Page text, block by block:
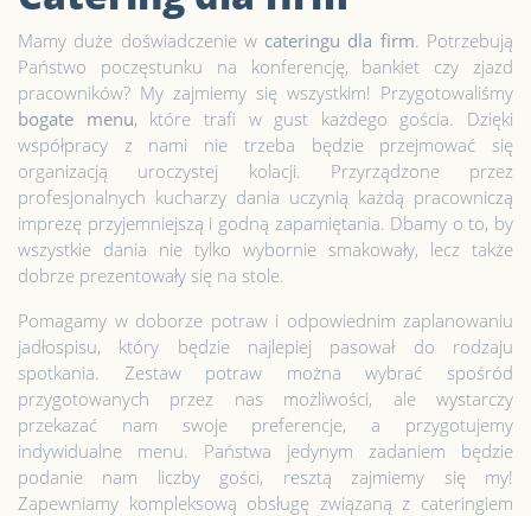
Mamy duże doświadczenie w cateringu dla firm. Potrzebują
Państwo poczęstunku na konferencję, bankiet czy zjazd
pracowników? My zajmiemy się wszystkim! Przygotowaliśmy
bogate menu, które trafi w gust każdego gościa. Dzięki
współpracy z nami nie trzeba będzie przejmować się
organizacją uroczystej kolacji. Przyrządzone przez
profesjonalnych kucharzy dania uczynią każdą pracowniczą
imprezę przyjemniejszą i godną zapamiętania. Dbamy o to, by
wszystkie dania nie tylko wybornie smakowały, lecz także
dobrze prezentowały się na stole.
Pomagamy w doborze potraw i odpowiednim zaplanowaniu
jadłospisu, który będzie najlepiej pasował do rodzaju
spotkania. Zestaw potraw można wybrać spośród
przygotowanych przez nas możliwości, ale wystarczy
przekazać nam swoje preferencje, a przygotujemy
indywidualne menu. Państwa jedynym zadaniem będzie
podanie nam liczby gości, resztą zajmiemy się my!
Zapewniamy kompleksową obsługę związaną z cateringiem